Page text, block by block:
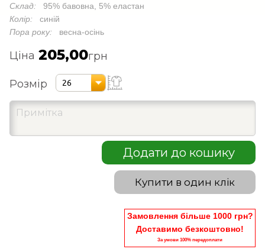
Склад: 95% бавовна, 5% еластан
Колір: синій
Пора року: весна-осінь
Ціна 205,00грн
Розмір 26
Додати до кошику
Купити в один клік
Замовлення більше 1000 грн?
Доставимо безкоштовно!
За умови 100% передоплати